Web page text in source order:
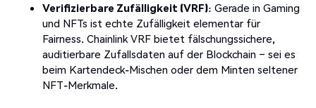
Verifizierbare Zufälligkeit (VRF): Gerade in Gaming
und NFTs ist echte Zufälligkeit elementar für
Fairness. Chainlink VRF bietet fälschungssichere,
auditierbare Zufallsdaten auf der Blockchain – sei es
beim Kartendeck-Mischen oder dem Minten seltener
NFT-Merkmale.